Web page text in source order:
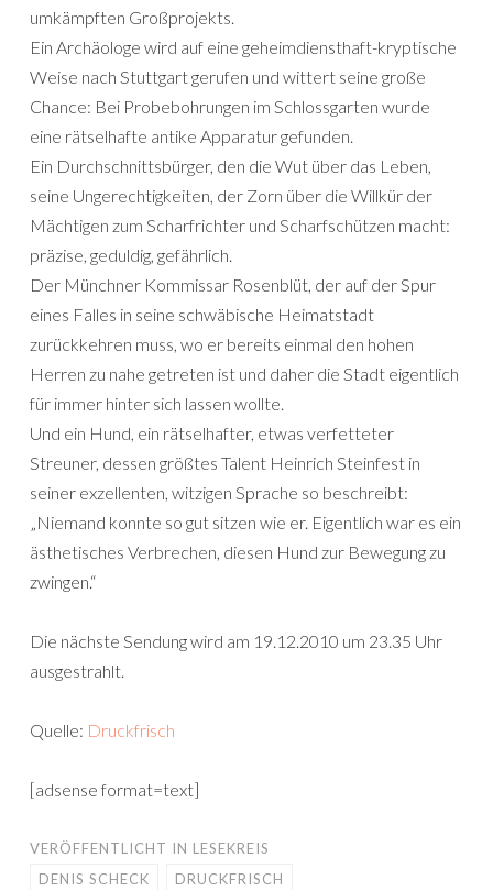
umkämpften Großprojekts.
Ein Archäologe wird auf eine geheimdiensthaft-kryptische
Weise nach Stuttgart gerufen und wittert seine große
Chance: Bei Probebohrungen im Schlossgarten wurde
eine rätselhafte antike Apparatur gefunden.
Ein Durchschnittsbürger, den die Wut über das Leben,
seine Ungerechtigkeiten, der Zorn über die Willkür der
Mächtigen zum Scharfrichter und Scharfschützen macht:
präzise, geduldig, gefährlich.
Der Münchner Kommissar Rosenblüt, der auf der Spur
eines Falles in seine schwäbische Heimatstadt
zurückkehren muss, wo er bereits einmal den hohen
Herren zu nahe getreten ist und daher die Stadt eigentlich
für immer hinter sich lassen wollte.
Und ein Hund, ein rätselhafter, etwas verfetteter
Streuner, dessen größtes Talent Heinrich Steinfest in
seiner exzellenten, witzigen Sprache so beschreibt:
„Niemand konnte so gut sitzen wie er. Eigentlich war es ein
ästhetisches Verbrechen, diesen Hund zur Bewegung zu
zwingen.“
Die nächste Sendung wird am 19.12.2010 um 23.35 Uhr
ausgestrahlt.
Quelle: Druckfrisch
[adsense format=text]
VERÖFFENTLICHT IN LESEKREIS
DENIS SCHECK
DRUCKFRISCH